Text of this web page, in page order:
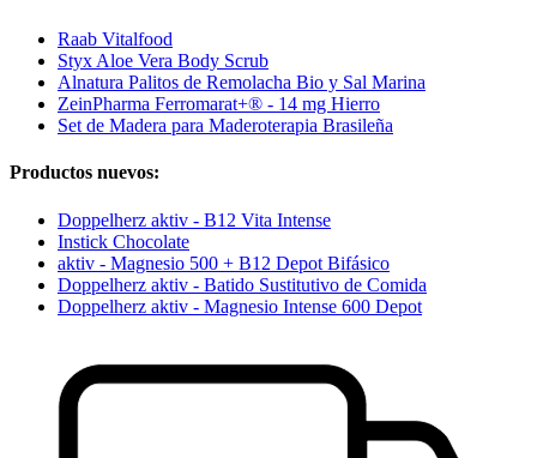
Raab Vitalfood
Styx Aloe Vera Body Scrub
Alnatura Palitos de Remolacha Bio y Sal Marina
ZeinPharma Ferromarat+® - 14 mg Hierro
Set de Madera para Maderoterapia Brasileña
Productos nuevos:
Doppelherz aktiv - B12 Vita Intense
Instick Chocolate
aktiv - Magnesio 500 + B12 Depot Bifásico
Doppelherz aktiv - Batido Sustitutivo de Comida
Doppelherz aktiv - Magnesio Intense 600 Depot